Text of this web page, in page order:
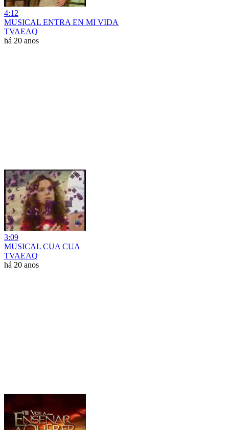
4:12
MUSICAL ENTRA EN MI VIDA
TVAEAQ
há 20 anos
3:09
MUSICAL CUA CUA
TVAEAQ
há 20 anos